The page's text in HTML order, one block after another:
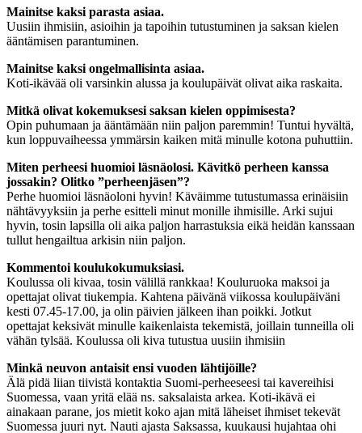
Mainitse kaksi parasta asiaa.
Uusiin ihmisiin, asioihin ja tapoihin tutustuminen ja saksan kielen
ääntämisen parantuminen.
Mainitse kaksi ongelmallisinta asiaa.
Koti-ikävää oli varsinkin alussa ja koulupäivät olivat aika raskaita.
Mitkä olivat kokemuksesi saksan kielen oppimisesta?
Opin puhumaan ja ääntämään niin paljon paremmin! Tuntui hyvältä,
kun loppuvaiheessa ymmärsin kaiken mitä minulle kotona puhuttiin.
Miten perheesi huomioi läsnäolosi. Kävitkö perheen kanssa
jossakin? Olitko ”perheenjäsen”?
Perhe huomioi läsnäoloni hyvin! Käväimme tutustumassa erinäisiin
nähtävyyksiin ja perhe esitteli minut monille ihmisille. Arki sujui
hyvin, tosin lapsilla oli aika paljon harrastuksia eikä heidän kanssaan
tullut hengailtua arkisin niin paljon.
Kommentoi koulukokumuksiasi.
Koulussa oli kivaa, tosin välillä rankkaa! Kouluruoka maksoi ja
opettajat olivat tiukempia. Kahtena päivänä viikossa koulupäiväni
kesti 07.45-17.00, ja olin päivien jälkeen ihan poikki. Jotkut
opettajat keksivät minulle kaikenlaista tekemistä, joillain tunneilla oli
vähän tylsää. Koulussa oli kiva tutustua uusiin ihmisiin
Minkä neuvon antaisit ensi vuoden lähtijöille?
Älä pidä liian tiivistä kontaktia Suomi-perheeseesi tai kavereihisi
Suomessa, vaan yritä elää ns. saksalaista arkea. Koti-ikävä ei
ainakaan parane, jos mietit koko ajan mitä läheiset ihmiset tekevät
Suomessa juuri nyt. Nauti ajasta Saksassa, kuukausi hujahtaa ohi